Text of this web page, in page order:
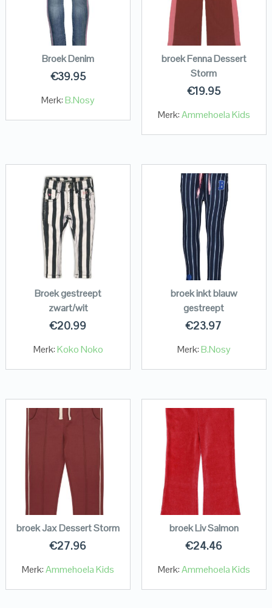
Broek Denim
€39.95
Merk:B.Nosy
broek Fenna Dessert
Storm
€19.95
Merk:Ammehoela Kids
Broek gestreept
zwart/wit
€20.99
Merk:Koko Noko
broek inkt blauw
gestreept
€23.97
Merk:B.Nosy
broek Jax Dessert Storm
€27.96
Merk:Ammehoela Kids
broek Liv Salmon
€24.46
Merk:Ammehoela Kids